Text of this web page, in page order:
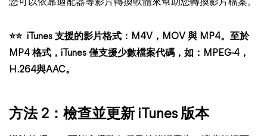
您可以依靠適配器等影片轉換軟體來幫助您轉換影片檔案。
⭐⭐ iTunes 支援的影片格式：M4V，MOV 與 MP4。至於
MP4 格式，iTunes 僅支援少數檔案代碼，如：MPEG-4，
H.264與AAC。
方法 2：檢查並更新 iTunes 版本